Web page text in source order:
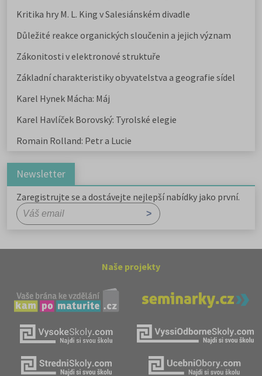
Kritika hry M. L. King v Salesiánském divadle
Důležité reakce organických sloučenin a jejich význam
Zákonitosti v elektronové struktuře
Základní charakteristiky obyvatelstva a geografie sídel
Karel Hynek Mácha: Máj
Karel Havlíček Borovský: Tyrolské elegie
Romain Rolland: Petr a Lucie
Newsletter
Zaregistrujte se a dostávejte nejlepší nabídky jako první.
Naše projekty